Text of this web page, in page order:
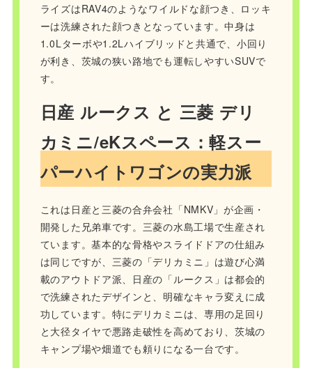
ライズはRAV4のようなワイルドな顔つき、ロッキ
ーは洗練された顔つきとなっています。中身は
1.0Lターボや1.2Lハイブリッドと共通で、小回り
が利き、茨城の狭い路地でも運転しやすいSUVで
す。
日産 ルークス と 三菱 デリ
カミニ/eKスペース：軽スー
パーハイトワゴンの実力派
これは日産と三菱の合弁会社「NMKV」が企画・
開発した兄弟車です。三菱の水島工場で生産され
ています。基本的な骨格やスライドドアの仕組み
は同じですが、三菱の「デリカミニ」は遊び心満
載のアウトドア派、日産の「ルークス」は都会的
で洗練されたデザインと、明確なキャラ変えに成
功しています。特にデリカミニは、専用の足回り
と大径タイヤで悪路走破性を高めており、茨城の
キャンプ場や畑道でも頼りになる一台です。